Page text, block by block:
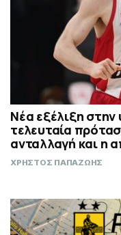
Νέα εξέλιξη
τελευταία
ανταλλαγή και η
ΧΡΗΣΤΟΣ ΠΑΠΑΖΩΗΣ